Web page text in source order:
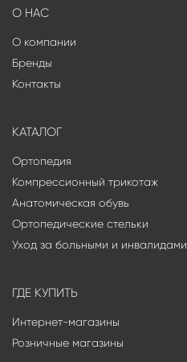
О НАС
О компании
Бренды
Контакты
КАТАЛОГ
Ортопедия
Компрессионный трикотаж
Анатомическая обувь
Ортопедические стельки
Уход за больными и инвалидами
ГДЕ КУПИТЬ
Интернет-магазины
Розничные магазины